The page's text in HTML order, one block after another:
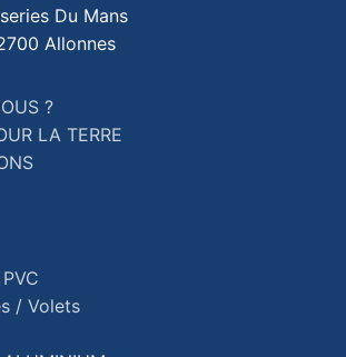
Du Mans
Allonnes
?
LA TERRE
/ Volets